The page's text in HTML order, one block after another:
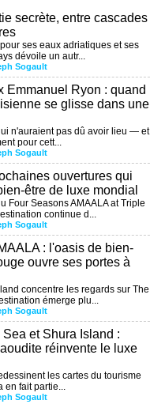
secrète, entre cascades
ses eaux adriatiques et ses
dévoile un autr...
Sogault
Emmanuel Ryon : quand
se glisse dans une
n'auraient pas dû avoir lieu — et
pour cett...
Sogault
ouvertures qui
être de luxe mondial
Four Seasons AMAALA at Triple
continue d...
Sogault
: l'oasis de bien-
ouvre ses portes à
concentre les regards sur The
émerge plu...
Sogault
et Shura Island :
réinvente le luxe
les cartes du tourisme
fait partie...
Sogault